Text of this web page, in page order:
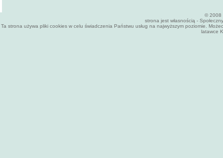
© 2008
strona jest własnością -
Ta strona używa pliki cookies w celu świadczenia Państwu usług na najwyższym poziomie.
latawce